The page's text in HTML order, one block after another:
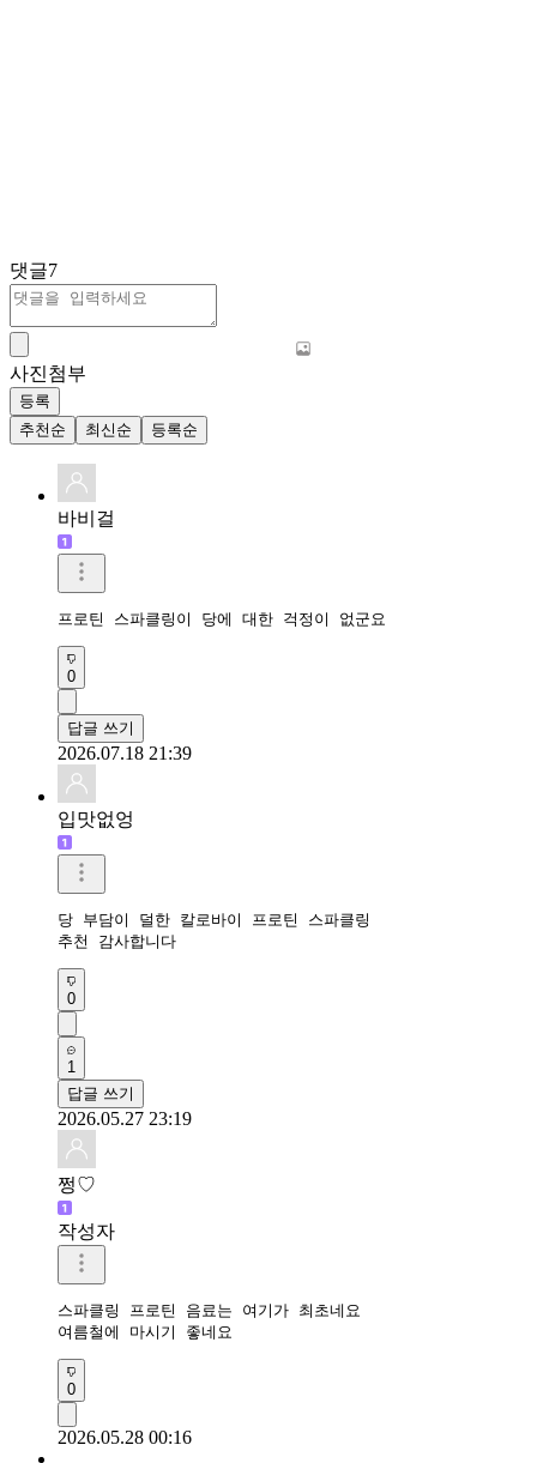
댓글7
사진첨부
등록
추천순
최신순 등록순
바비걸
프로틴 스파클링이 당에 대한 걱정이 없군요
0
답글 쓰기
2026.07.18 21:39
입맛없엉
당 부담이 덜한 칼로바이 프로틴 스파클링
추천 감사합니다
0
1
답글 쓰기
2026.05.27 23:19
쩡♡
작성자
스파클링 프로틴 음료는 여기가 최초네요
여름철에 마시기 좋네요
0
2026.05.28 00:16